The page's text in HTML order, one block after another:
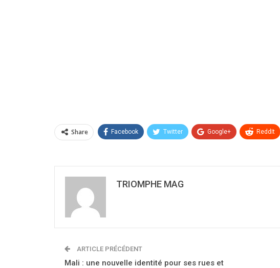
Share Facebook Twitter Google+ ReddIt
TRIOMPHE MAG
ARTICLE PRÉCÉDENT
Mali : une nouvelle identité pour ses rues et